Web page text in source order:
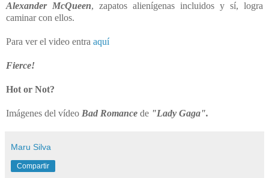
Alexander McQueen, zapatos alienígenas incluidos y sí, logra
caminar con ellos.
Para ver el video entra aquí
Fierce!
Hot or Not?
Imágenes del vídeo Bad Romance de "Lady Gaga".
Maru Silva
Compartir